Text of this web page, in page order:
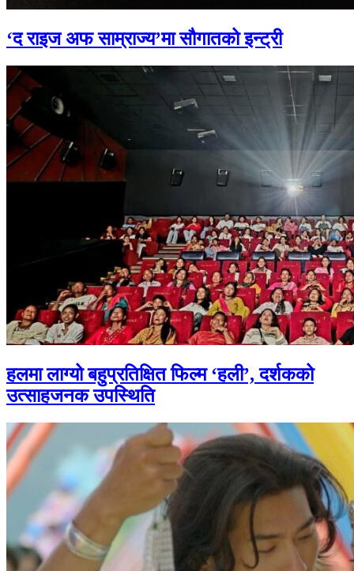
‘द राइज अफ साम्राज्य’मा सौगातको इन्ट्री
हलमा लाग्यो बहुप्रतिक्षित फिल्म ‘हली’, दर्शकको
उत्साहजनक उपस्थिति